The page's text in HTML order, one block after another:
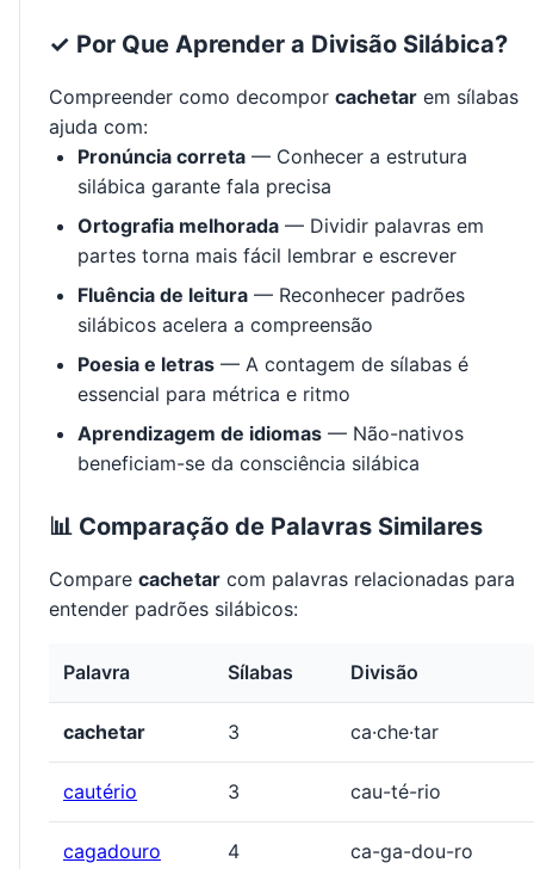
✓ Por Que Aprender a Divisão Silábica?
Compreender como decompor cachetar em sílabas
ajuda com:
Pronúncia correta — Conhecer a estrutura
silábica garante fala precisa
Ortografia melhorada — Dividir palavras em
partes torna mais fácil lembrar e escrever
Fluência de leitura — Reconhecer padrões
silábicos acelera a compreensão
Poesia e letras — A contagem de sílabas é
essencial para métrica e ritmo
Aprendizagem de idiomas — Não-nativos
beneficiam-se da consciência silábica
📊 Comparação de Palavras Similares
Compare cachetar com palavras relacionadas para
entender padrões silábicos:
Palavra Sílabas Divisão
cachetar 3 ca·che·tar
cautério 3 cau-té-rio
cagadouro 4 ca-ga-dou-ro